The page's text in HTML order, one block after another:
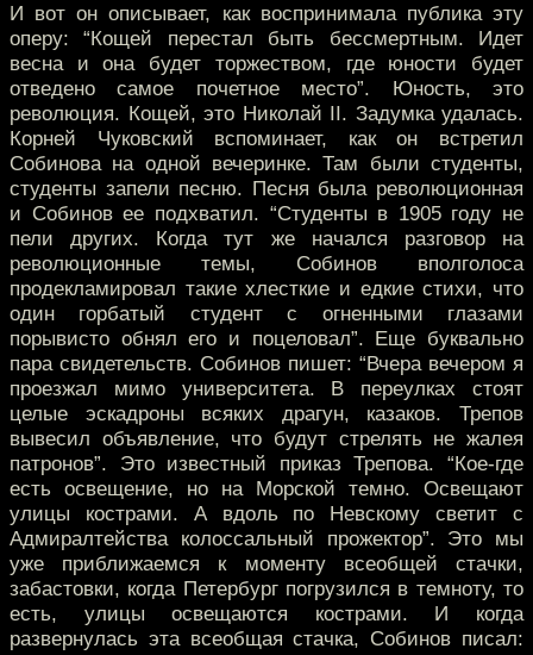
И вот он описывает, как воспринимала публика эту
оперу: “Кощей перестал быть бессмертным. Идет
весна и она будет торжеством, где юности будет
отведено самое почетное место”. Юность, это
революция. Кощей, это Николай II. Задумка удалась.
Корней Чуковский вспоминает, как он встретил
Собинова на одной вечеринке. Там были студенты,
студенты запели песню. Песня была революционная
и Собинов ее подхватил. “Студенты в 1905 году не
пели других. Когда тут же начался разговор на
революционные темы, Собинов вполголоса
продекламировал такие хлесткие и едкие стихи, что
один горбатый студент с огненными глазами
порывисто обнял его и поцеловал”. Еще буквально
пара свидетельств. Собинов пишет: “Вчера вечером я
проезжал мимо университета. В переулках стоят
целые эскадроны всяких драгун, казаков. Трепов
вывесил объявление, что будут стрелять не жалея
патронов”. Это известный приказ Трепова. “Кое-где
есть освещение, но на Морской темно. Освещают
улицы кострами. А вдоль по Невскому светит с
Адмиралтейства колоссальный прожектор”. Это мы
уже приближаемся к моменту всеобщей стачки,
забастовки, когда Петербург погрузился в темноту, то
есть, улицы освещаются кострами. И когда
развернулась эта всеобщая стачка, Собинов писал: